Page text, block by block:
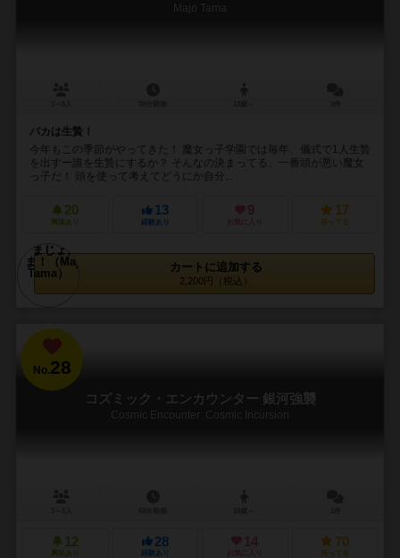
Majo Tama
バカは生贄！
今年もこの季節がやってきた！ 魔女っ子学園では毎年、儀式で1人生贄
を出すー誰を生贄にするか？ そんなの決まってる、一番頭が悪い魔女
っ子だ！ 頭を使って考えてどうにか自分...
20
興味あり
13
経験あり
9
お気に入り
17
持ってる
カートに追加する
2,200円（税込）
No.28
コズミック・エンカウンター 銀河強襲
Cosmic Encounter: Cosmic Incursion
12
興味あり
28
経験あり
14
お気に入り
70
持ってる